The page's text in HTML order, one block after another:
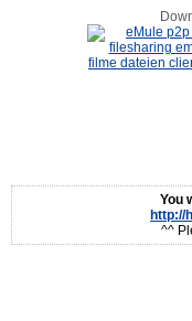
You
http://
^^